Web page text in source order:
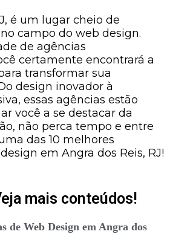
é um lugar cheio de
campo do web design.
de agências
certamente encontrará a
transformar sua
design inovador à
essas agências estão
você a se destacar da
não perca tempo e entre
das 10 melhores
em Angra dos Reis, RJ!
mais conteúdos!
de Web Design em Angra dos